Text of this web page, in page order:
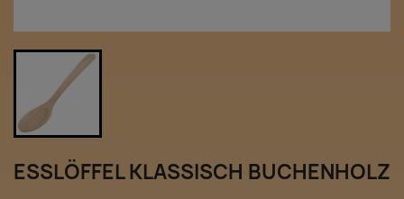
ESSLÖFFEL KLASSISCH BUCHENHOLZ